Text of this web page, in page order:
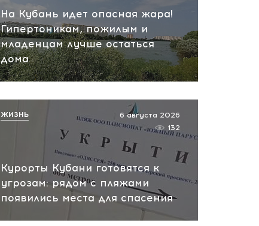
На Кубань идет опасная жара!
Гипертоникам, пожилым и
младенцам лучше остаться
дома
Курорты Кубани готовятся к
угрозам: рядом с пляжами
появились места для спасения
6 августа 2026
132
ЖИЗНЬ